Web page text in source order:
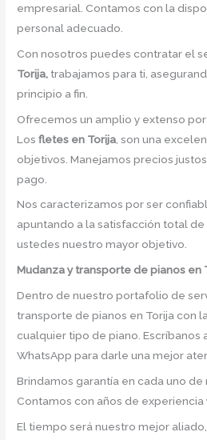
empresarial. Contamos con la
personal adecuado.
Con nosotros puedes contratar el
Torija, trabajamos para ti,
principio a fin.
Ofrecemos un amplio y extenso
Losfletes en Torija , son una
objetivos. Manejamos precios
pago.
Nos caracterizamos por ser
apuntando a la satisfacción total
ustedes nuestro mayor objetivo.
Mudanza y transporte de pianos en
Dentro de nuestro portafolio de
transporte de pianos en Torija con
cualquier tipo de piano. Escríbanos
WhatsApp para darle una mejor
Brindamos garantía en cada uno de
Contamos con años de experiencia
El tiempo será nuestro mejor